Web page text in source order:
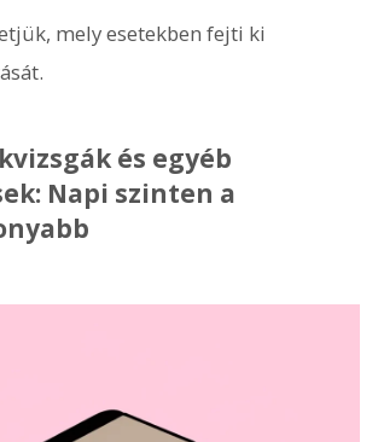
mely esetekben fejti ki
és egyéb
Napi szinten a